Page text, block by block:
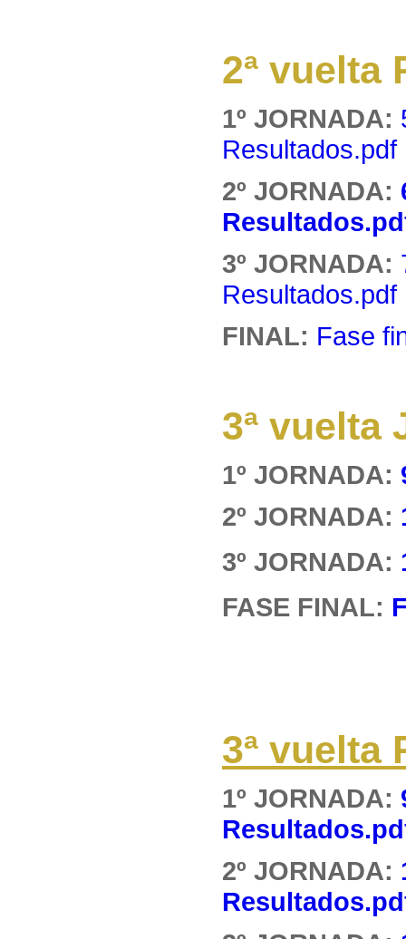
2ª vuelta
1º JORNADA:
Resultados.pdf
2º JORNADA:
3º JORNADA:
Resultados.pdf
FINAL: Fase
3ª vuelta
1º JORNADA:
2º JORNADA:
3º JORNADA:
FASE FINAL:
3ª vuelta
1º JORNADA:
2º JORNADA: